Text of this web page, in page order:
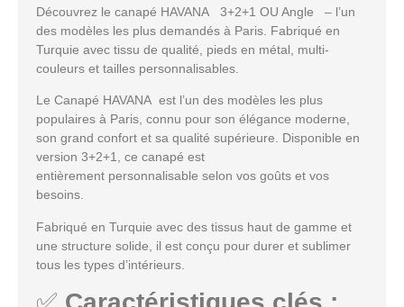
Découvrez le canapé HAVANA 3+2+1 OU Angle – l’un
des modèles les plus demandés à Paris. Fabriqué en
Turquie avec tissu de qualité, pieds en métal, multi-
couleurs et tailles personnalisables.
Le Canapé HAVANA est l’un des modèles les plus
populaires à Paris , connu pour son élégance moderne
son grand confort et sa qualité supérieure . Disponible en
version 3+2+1
, ce canapé est
entièrement personnalisable selon vos goûts et vos
besoins.
Fabriqué en Turquie avec des tissus haut de gamme et
une structure solide, il est conçu pour durer et sublimer
tous les types d’intérieurs.